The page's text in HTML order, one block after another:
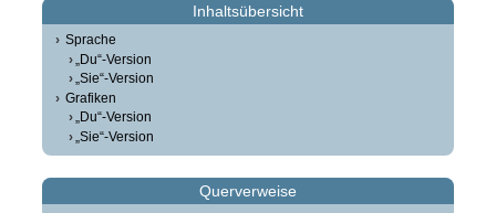
Inhaltsübersicht
Sprache
„Du“-Version
„Sie“-Version
Grafiken
„Du“-Version
„Sie“-Version
Querverweise